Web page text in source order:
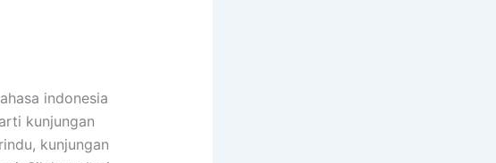
indonesia
kunjungan
kunjungan